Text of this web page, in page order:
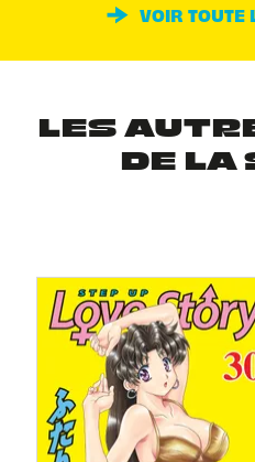
VOIR TOUTE
LES
DE LA